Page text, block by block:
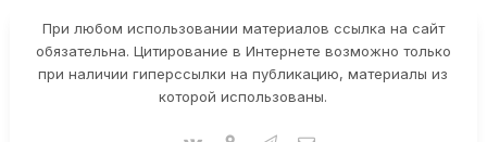
При любом использовании материалов ссылка на сайт
обязательна. Цитирование в Интернете возможно только
при наличии гиперссылки на публикацию, материалы из
которой использованы.